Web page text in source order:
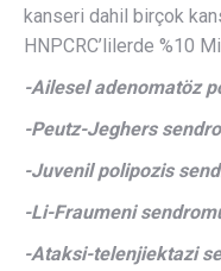
kanseri dahil birçok
HNPCRC’lilerde %10
-Ailesel adenomatöz
-Peutz-Jeghers
-Juvenil polipozis
-Li-Fraumeni
-Ataksi-telenjiektazi